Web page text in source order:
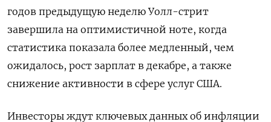
годов предыдущую неделю Уолл-стрит
завершила на оптимистичной ноте, когда
статистика показала более медленный, чем
ожидалось, рост зарплат в декабре, а также
снижение активности в сфере услуг США.
Инвесторы ждут ключевых данных об инфляции